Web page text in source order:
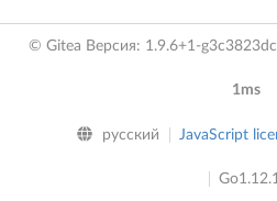
© Gitea Версия: 1.9.6+1-
1ms
русский JavaScript